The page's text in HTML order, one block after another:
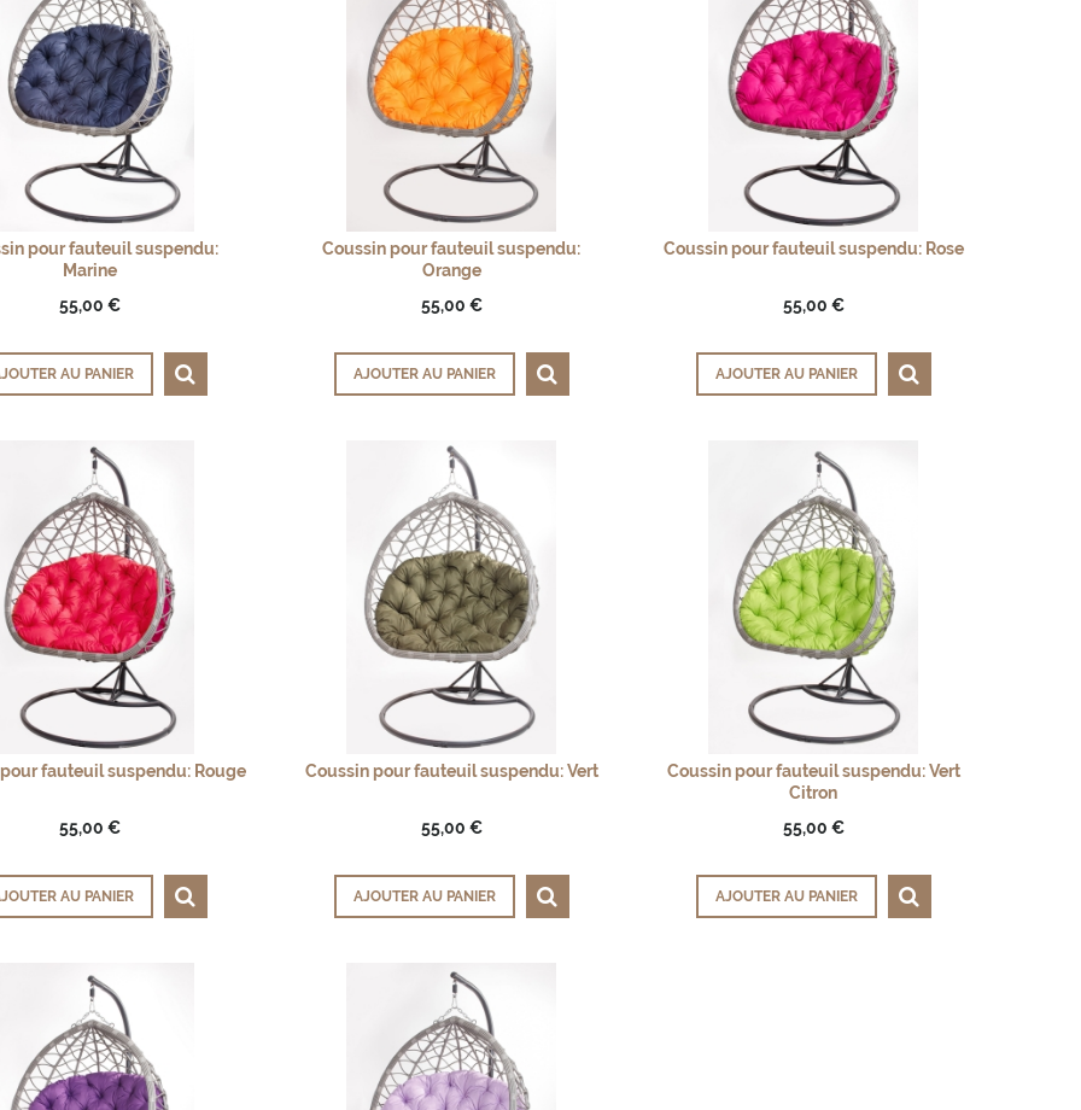
pour fauteuil suspendu:
Marine
55,00 €
AU PANIER
Coussin pour fauteuil suspendu:
Orange
55,00 €
AJOUTER AU PANIER
Coussin pour fauteuil suspendu: Rose
55,00 €
AJOUTER AU PANIER
fauteuil suspendu: Rouge
55,00 €
AU PANIER
Coussin pour fauteuil suspendu: Vert
55,00 €
AJOUTER AU PANIER
Coussin pour fauteuil suspendu: Vert
Citron
55,00 €
AJOUTER AU PANIER